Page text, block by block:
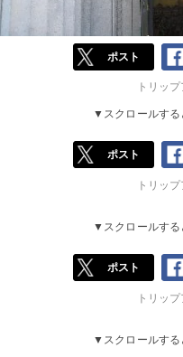
ポスト
トリッ
▼スクロールする
ポスト
トリッ
▼スクロールする
ポスト
トリッ
▼スクロールする